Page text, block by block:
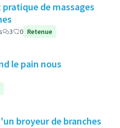
de massages
3 0 Retenue
le pain nous
broyeur de branches